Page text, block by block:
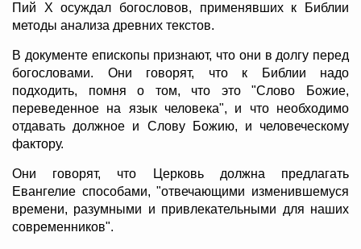
Пий X осуждал богословов, применявших к Библии
методы анализа древних текстов.
В документе епископы признают, что они в долгу перед
богословами. Они говорят, что к Библии надо
подходить, помня о том, что это "Слово Божие,
переведенное на язык человека", и что необходимо
отдавать должное и Слову Божию, и человеческому
фактору.
Они говорят, что Церковь должна предлагать
Евангелие способами, "отвечающими изменившемуся
времени, разумными и привлекательными для наших
современников".